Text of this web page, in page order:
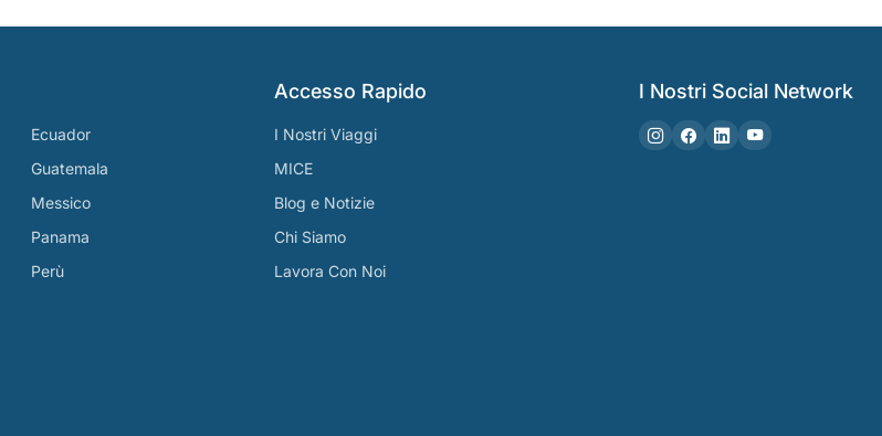
Ecuador
Guatemala
Messico
Panama
Perù
Accesso Rapido
I Nostri Viaggi
MICE
Blog e Notizie
Chi Siamo
Lavora Con Noi
I Nostri Social Network